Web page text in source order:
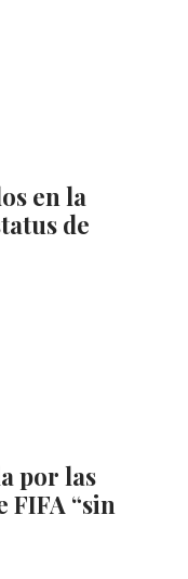
en la
de
por las
“sin